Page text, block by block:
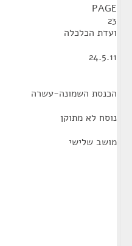
PAGE
23
ועדת הכלכלה
24.5.11
הכנסת השמונה-עשרה
נוסח לא מתוקן
מושב שלישי